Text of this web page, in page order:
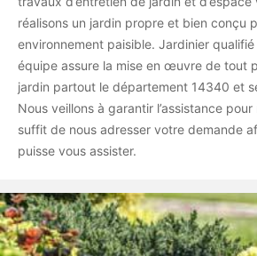
réalisons un jardin propre et bien conçu
environnement paisible. Jardinier
équipe assure la mise en œuvre de tout
jardin partout le département 14340 et
Nous veillons à garantir l’assistance
suffit de nous adresser votre demande
puisse vous assister.